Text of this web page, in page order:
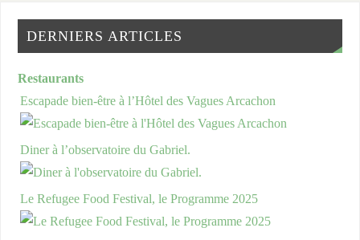
DERNIERS ARTICLES
Restaurants
Escapade bien-être à l’Hôtel des Vagues Arcachon
Diner à l’observatoire du Gabriel.
Le Refugee Food Festival, le Programme 2025